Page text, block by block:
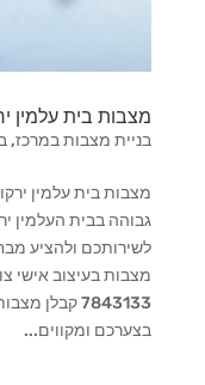
מצבות בית עלמין
בניית מצבות במרכז,
מצבות בית עלמין
גבוהה בבית העלמין
לשירותכם ולהציע
7843133
בצערכם ומקווים...